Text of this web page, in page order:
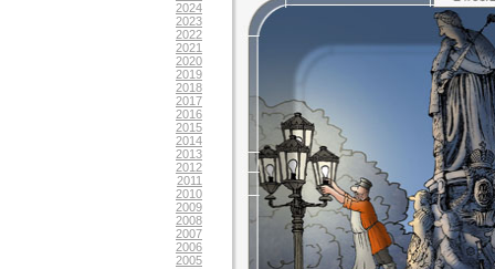
2024
2023
2022
2021
2020
2019
2018
2017
2016
2015
2014
2013
2012
2011
2010
2009
2008
2007
2006
2005